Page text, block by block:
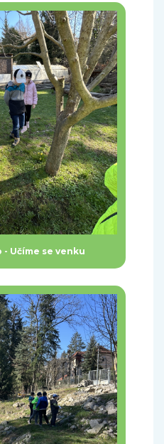
Učíme se venku